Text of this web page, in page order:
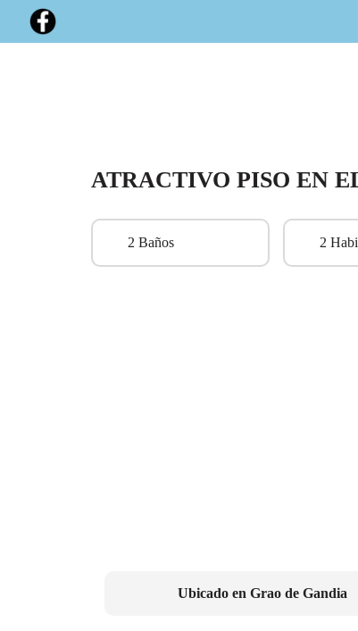
ATRACTIVO PISO EN
2 Baños 2
Ubicado en Grao de Gandia